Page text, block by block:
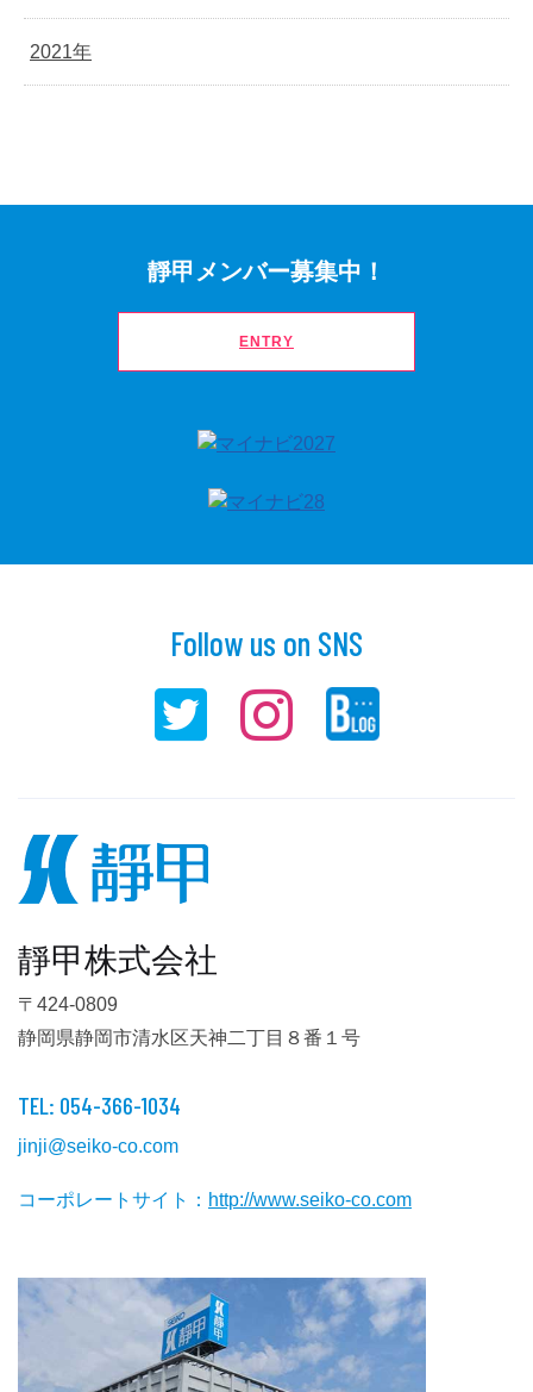
2021年
靜甲メンバー募集中！
ENTRY
Follow us on SNS
靜甲株式会社
〒424-0809
静岡県静岡市清水区天神二丁目８番１号
TEL: 054-366-1034
jinji@seiko-co.com
コーポレートサイト： http://www.seiko-co.com